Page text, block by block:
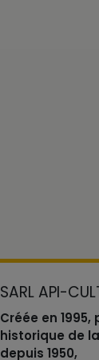
SARL API-
Créée en
historique de
depuis 1950,